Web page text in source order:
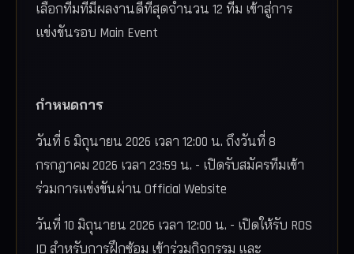
เลือกทีมที่มีผลงานดีที่สุดจำนวน 12 ทีม เข้าสู่การ
แข่งขันรอบ Main Event
กำหนดการ
วันที่ 6 มิถุนายน 2026 เวลา 12:00 น. ถึงวันที่ 8
กรกฎาคม 2026 เวลา 23:59 น. - เปิดรับสมัครทีมเข้า
ร่วมการแข่งขันผ่าน Official Website
วันที่ 10 มิถุนายน 2026 เวลา 12:00 น. - เปิดให้รับ ROS
ID สำหรับการฝึกซ้อม เข้าร่วมกิจกรรม และ